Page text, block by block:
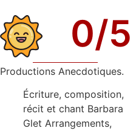
0/5
Productions Anecdotiques.
Écriture, composition,
récit et chant Barbara
Glet Arrangements,